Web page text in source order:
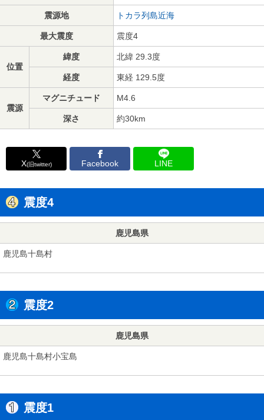
震源地 トカラ列島近海
最大震度 震度4
位置
緯度 北緯 29.3度
経度 東経 129.5度
震源
マグニチュード M4.6
深さ 約30km
X(旧twitter) Facebook LINE
震度4
鹿児島県
鹿児島十島村
震度2
鹿児島県
鹿児島十島村小宝島
震度1